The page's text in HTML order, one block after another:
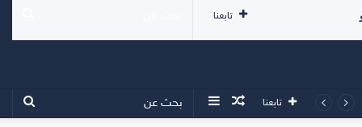
تابعنا
بحث
إضافةمقال
تابعنا